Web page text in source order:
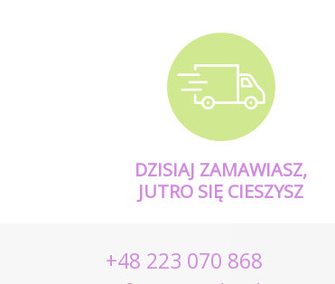
DZISIAJ ZAMAWIASZ,
JUTRO SIĘ CIESZYSZ
+48 223 070 868